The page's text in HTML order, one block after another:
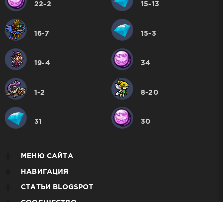
22-2 15-13
16-7 15-3
19-4 34
1-2 8-20
31 30
МЕНЮ САЙТА
НАВИГАЦИЯ
СТАТЬИ BLOGSPOT